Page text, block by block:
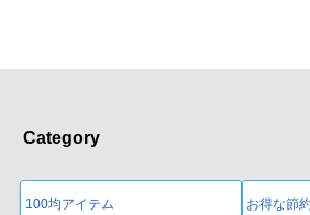
Category
100均アイテム お得な節